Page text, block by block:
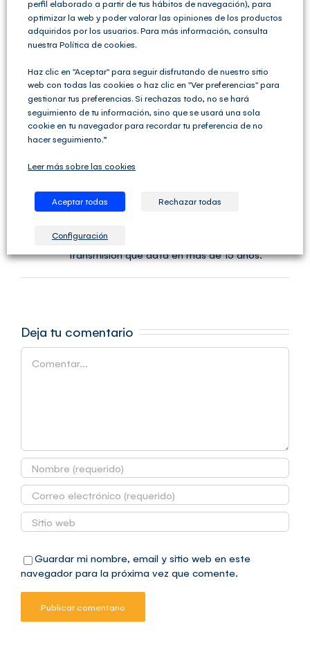
¡Comparte este contenido!
Facebook
X LinkedInWhatsApp TumblrPinterestCorreo
electrónico
Moreno 17 junio, 2020 en 9:59 am - Responder
de una S.L. a otra S.L., el titulo a efectos de
Plus Valia cual serí? proviene de una
transmision que data en más de 15 años.
Deja tu comentario
Comentar
Guardar mi nombre, email y sitio web en este
navegador para la próxima vez que comente.
perfil elaborado a partir de tus hábitos de navegación), para
optimizar la web y poder valorar las opiniones de los productos
adquiridos por los usuarios. Para más información, consulta
nuestra Política de cookies.
Haz clic en "Aceptar" para seguir disfrutando de nuestro sitio
web con todas las cookies o haz clic en "Ver preferencias" para
gestionar tus preferencias. Si rechazas todo, no se hará
seguimiento de tu información, sino que se usará una sola
cookie en tu navegador para recordar tu preferencia de no
hacer seguimiento.”
Leer más sobre las cookies
Aceptar todas Rechazar todas
Configuración